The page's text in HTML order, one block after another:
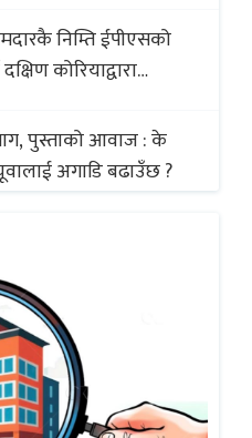
निम्ति ईपीएसको
कोरियाद्वारा
पुस्ताको आवाज : के
अगाडि बढाउँछ ?